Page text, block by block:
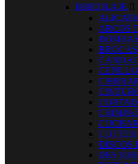
BRICOLAJE 
ARCOS
BROCAS
CUTTER
DISCOS